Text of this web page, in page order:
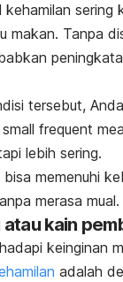
sering
makan. Tanpa
tersebut,
small frequent
lebih sering.
memenuhi
merasa mual.
kain
keinginan
adalah